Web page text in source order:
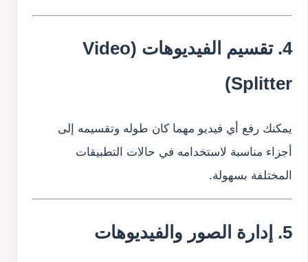
4. تقسيم الفيديوهات (Video
Splitter)
يمكنك رفع أي فيديو مهما كان طوله وتقسيمه إلى
أجزاء مناسبة لاستخدامه في حالات التطبيقات
المختلفة بسهولة.
5. إدارة الصور والفيديوهات